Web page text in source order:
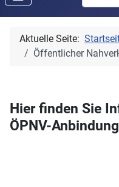
Aktuelle Seite:
Öffentlicher
Hier finden Sie
ÖPNV-